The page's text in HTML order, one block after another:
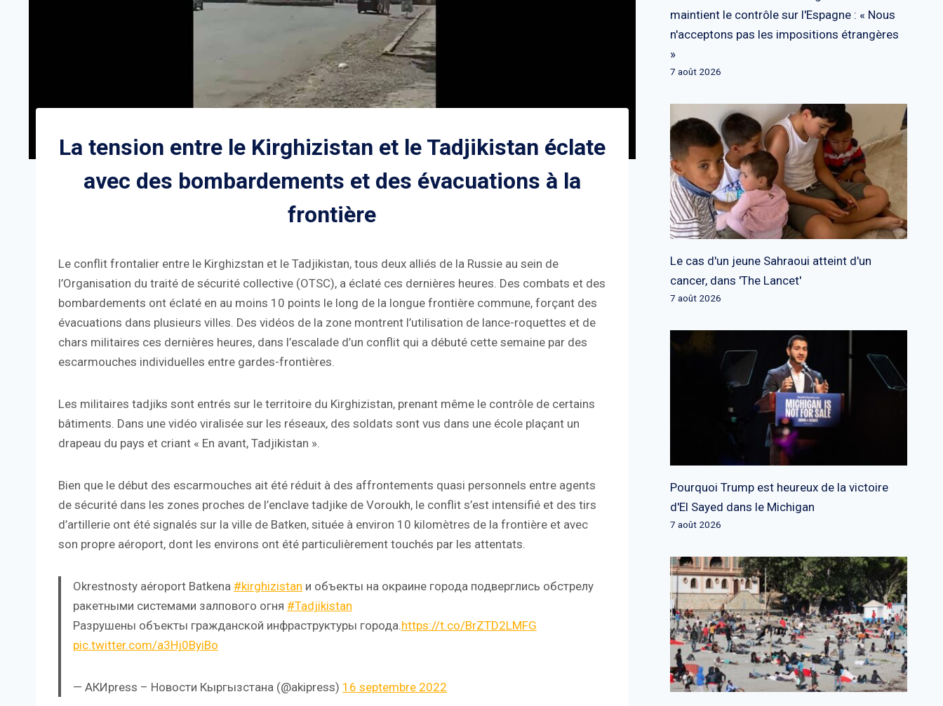
La tension entre le Kirghizistan et le Tadjikistan éclate
avec des bombardements et des évacuations à la
frontière
Le conflit frontalier entre le Kirghizstan et le Tadjikistan, tous deux alliés de la Russie au sein de
l’Organisation du traité de sécurité collective (OTSC), a éclaté ces dernières heures. Des combats et des
bombardements ont éclaté en au moins 10 points le long de la longue frontière commune, forçant des
évacuations dans plusieurs villes. Des vidéos de la zone montrent l’utilisation de lance-roquettes et de
chars militaires ces dernières heures, dans l’escalade d’un conflit qui a débuté cette semaine par des
escarmouches individuelles entre gardes-frontières.
Les militaires tadjiks sont entrés sur le territoire du Kirghizistan, prenant même le contrôle de certains
bâtiments. Dans une vidéo viralisée sur les réseaux, des soldats sont vus dans une école plaçant un
drapeau du pays et criant « En avant, Tadjikistan ».
Bien que le début des escarmouches ait été réduit à des affrontements quasi personnels entre agents
de sécurité dans les zones proches de l’enclave tadjike de Voroukh, le conflit s’est intensifié et des tirs
d’artillerie ont été signalés sur la ville de Batken, située à environ 10 kilomètres de la frontière et avec
son propre aéroport, dont les environs ont été particulièrement touchés par les attentats.
Okrestnosty aéroport Batkena #kirghizistan и объекты на окраине города подверглись обстрелу
ракетными системами залпового огня #Tadjikistan
Разрушены объекты гражданской инфраструктуры города.https://t.co/BrZTD2LMFG
pic.twitter.com/a3Hj0ByiBo
— АКИpress – Новости Кыргызстана (@akipress) 16 septembre 2022
maintient le contrôle sur l'Espagne : « Nous
n'acceptons pas les impositions étrangères
»
7 août 2026
Le cas d'un jeune Sahraoui atteint d'un
cancer, dans 'The Lancet'
7 août 2026
Pourquoi Trump est heureux de la victoire
d'El Sayed dans le Michigan
7 août 2026